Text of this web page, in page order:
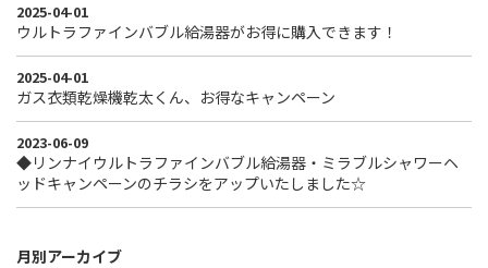
2025-04-01
ウルトラファインバブル給湯器がお得に購入できます！
2025-04-01
ガス衣類乾燥機乾太くん、お得なキャンペーン
2023-06-09
◆リンナイウルトラファインバブル給湯器・ミラブルシャワーヘ
ッドキャンペーンのチラシをアップいたしました☆
月別アーカイブ